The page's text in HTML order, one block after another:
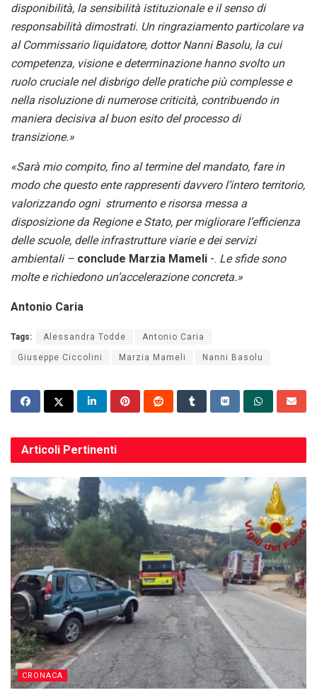
disponibilità, la sensibilità istituzionale e il senso di
responsabilità dimostrati. Un ringraziamento particolare va
al Commissario liquidatore, dottor Nanni Basolu, la cui
competenza, visione e determinazione hanno svolto un
ruolo cruciale nel disbrigo delle pratiche più complesse e
nella risoluzione di numerose criticità, contribuendo in
maniera decisiva al buon esito del processo di
transizione.»
«Sarà mio compito, fino al termine del mandato, fare in
modo che questo ente rappresenti davvero l’intero territorio,
valorizzando ogni ​ strumento e risorsa messa a
disposizione da Regione e Stato, per migliorare l’efficienza
delle scuole, delle infrastrutture viarie e dei servizi
ambientali – conclude Marzia Mameli -. Le sfide sono
molte e richiedono un’accelerazione concreta.»
Antonio Caria
Tags: Alessandra Todde Antonio Caria
Giuseppe Ciccolini Marzia Mameli Nanni Basolu
Articoli Pertinenti
CRONACA